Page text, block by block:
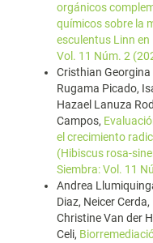
orgánicos
químicos sobre la
esculentus Linn
Vol. 11 Núm. 2
Cristhian
Rugama Picado,
Hazael Lanuza
Campos,
el crecimiento
(Hibiscus rosa-
Siembra: Vol. 11
Andrea
Diaz, Neicer
Christine Van der
Celi,